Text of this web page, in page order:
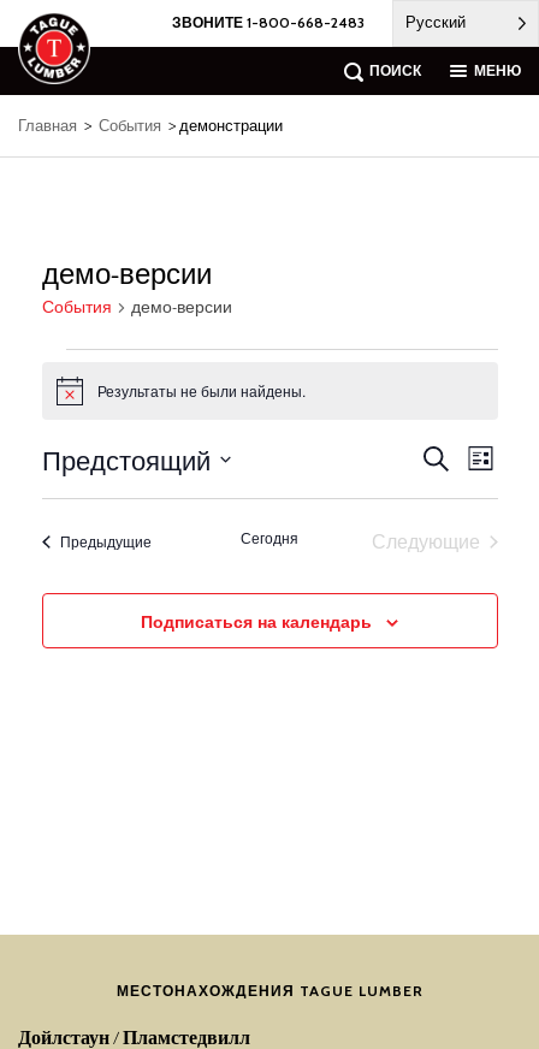
Skip
to
content
ЗВОНИТЕ 1-800-668-2483 Русский
ПОИСК МЕНЮ
Главная > События > демонстрации
демо-версии
События демо-версии
Notice Результаты не были найдены.
События
просмотр
Поиск
по
Список
Предстоящий
Выберите
Предыдущиесобытия Сегодня
Следующие
Подписаться на календарь
МЕСТОНАХОЖДЕНИЯ TAGUE LUMBER
Дойлстаун / Пламстедвилл